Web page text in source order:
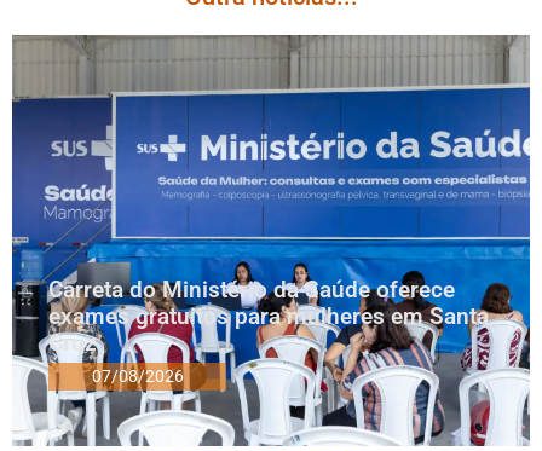
Carreta do Ministério da Saúde oferece
exames gratuitos para mulheres em Santa
Cruz
07/08/2026